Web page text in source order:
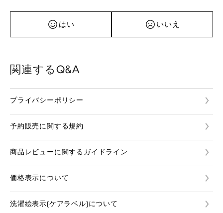
はい いいえ
関連するQ&A
プライバシーポリシー
予約販売に関する規約
商品レビューに関するガイドライン
価格表示について
洗濯絵表示(ケアラベル)について